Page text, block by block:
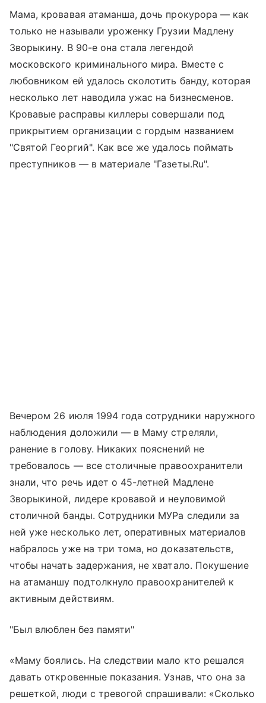
Мама, кровавая атаманша, дочь прокурора — как
только не называли уроженку Грузии Мадлену
Зворыкину. В 90-е она стала легендой
московского криминального мира. Вместе с
любовником ей удалось сколотить банду, которая
несколько лет наводила ужас на бизнесменов.
Кровавые расправы киллеры совершали под
прикрытием организации с гордым названием
"Святой Георгий". Как все же удалось поймать
преступников — в материале "Газеты.Ru".
Вечером 26 июля 1994 года сотрудники наружного
наблюдения доложили — в Маму стреляли,
ранение в голову. Никаких пояснений не
требовалось — все столичные правоохранители
знали, что речь идет о 45-летней Мадлене
Зворыкиной, лидере кровавой и неуловимой
столичной банды. Сотрудники МУРа следили за
ней уже несколько лет, оперативных материалов
набралось уже на три тома, но доказательств,
чтобы начать задержания, не хватало. Покушение
на атаманшу подтолкнуло правоохранителей к
активным действиям.
"Был влюблен без памяти"
«Маму боялись. На следствии мало кто решался
давать откровенные показания. Узнав, что она за
решеткой, люди с тревогой спрашивали: «Сколько